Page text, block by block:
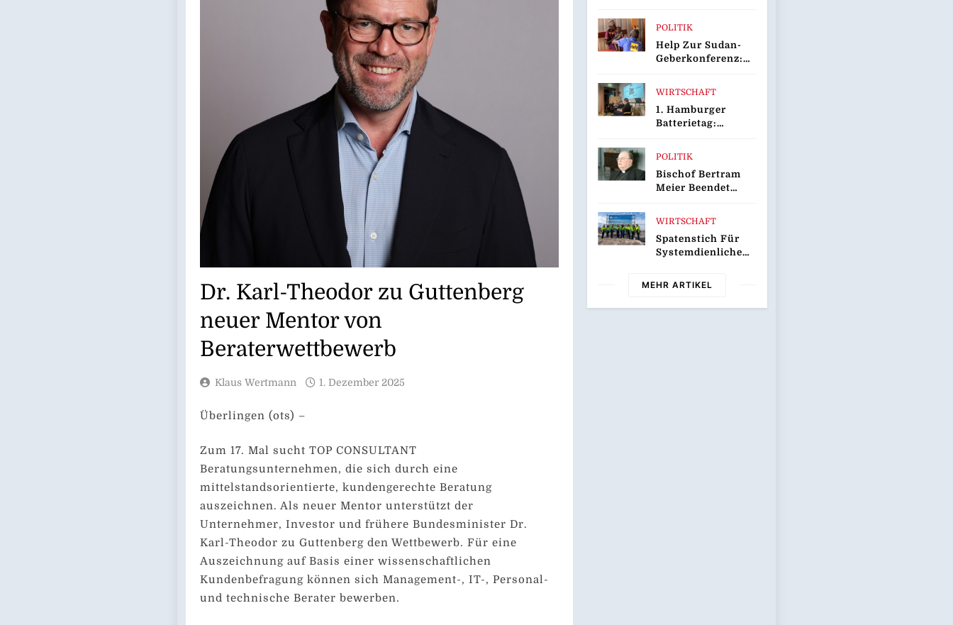
Dr. Karl-Theodor zu Guttenberg
neuer Mentor von
Beraterwettbewerb
Klaus Wertmann 1. Dezember 2025
Überlingen (ots) –
Zum 17. Mal sucht TOP CONSULTANT
Beratungsunternehmen, die sich durch eine
mittelstandsorientierte, kundengerechte Beratung
auszeichnen. Als neuer Mentor unterstützt der
Unternehmer, Investor und frühere Bundesminister Dr.
Karl-Theodor zu Guttenberg den Wettbewerb. Für eine
Auszeichnung auf Basis einer wissenschaftlichen
Kundenbefragung können sich Management-, IT-, Personal-
und technische Berater bewerben.
POLITIK
Help Zur Sudan-
Geberkonferenz:
Sich Aus“
WIRTSCHAFT
1. Hamburger
Batterietag:
Energiewende
Braucht Speicher,
POLITIK
Bischof Bertram
Meier Beendet
WIRTSCHAFT
Spatenstich Für
Systemdienlichen
MEHR ARTIKEL